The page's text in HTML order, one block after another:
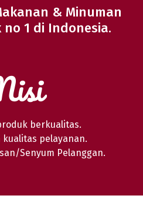
& Minuman
1 di Indonesia.
berkualitas.
pelayanan.
Senyum Pelanggan.